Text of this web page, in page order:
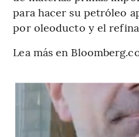
para hacer su petróleo
por oleoducto y el
Lea más en